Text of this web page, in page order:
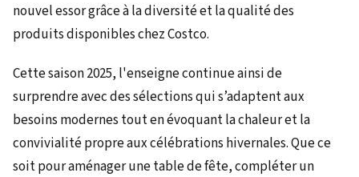
nouvel essor grâce à la diversité et la qualité des
produits disponibles chez Costco.
Cette saison 2025, l'enseigne continue ainsi de
surprendre avec des sélections qui s’adaptent aux
besoins modernes tout en évoquant la chaleur et la
convivialité propre aux célébrations hivernales. Que ce
soit pour aménager une table de fête, compléter un